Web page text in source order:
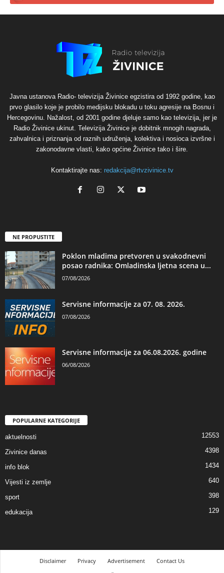
Javna ustanova Radio- televizija Živinice egzistira od 1992 godine, kao
prvo glasilo koje je probilo medijsku blokadu u toku agresije na Bosnu i
Hercegovinu. Nažalost, od 2001 godine djeluje samo kao televizija, jer je
Radio Živinice ukinut. Televizija Živinice je dobitnik mnogih nagrada,
zahvalnica i priznanja od raznih udruženja, kolektiva i nosioca izvršne i
zakonodavne vlasti, kako općine Živinice tako i šire.
Kontaktirajte nas: redakcija@rtvzivinice.tv
NE PROPUSTITE
Poklon mladima pretvoren u svakodnevni
posao radnika: Omladinska ljetna scena u...
07/08/2026
Servisne informacije za 07. 08. 2026.
07/08/2026
Servisne informacije za 06.08.2026. godine
06/08/2026
POPULARNE KATEGORIJE
aktuelnosti 12553
Zivinice danas 4398
info blok 1434
Vijesti iz zemlje 640
sport 398
edukacija 129
Disclaimer Privacy Advertisement
Contact Us